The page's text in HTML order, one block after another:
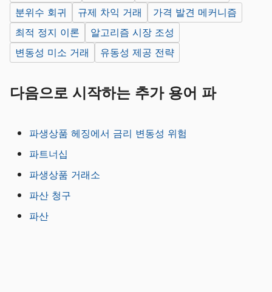
분위수 회귀
규제 차익 거래
가격 발견 메커니즘
최적 정지 이론
알고리즘 시장 조성
변동성 미소 거래
유동성 제공 전략
다음으로 시작하는 추가 용어 파
파생상품 헤징에서 금리 변동성 위험
파트너십
파생상품 거래소
파산 청구
파산